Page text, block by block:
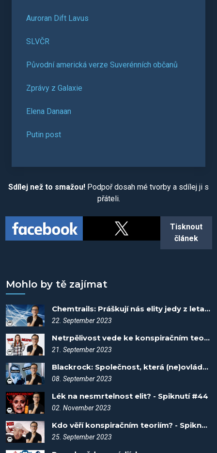
Auroran Dift Lavus
SLVČR
Původní americká verze Suverénních občanů
Zprávy z Galaxie
Elena Danaan
Putin post
Sdílej než to smažou! Podpoř dosah mé tvorby a sdílej ji s
přáteli.
Tisknout
článek
Mohlo by tě zajímat
Chemtrails: Práškují nás elity jedy z letadel? - Spiknutí #15
22. September 2023
Netrpělivost vede ke konspiračním teoriím! - Spiknutí #14
21. September 2023
Blackrock: Společnost, která (ne)ovládá svět - Spiknutí #5
08. September 2023
Lék na nesmrtelnost elit? - Spiknutí #44
02. November 2023
Kdo věří konspiračním teoriím? - Spiknutí #16
25. September 2023